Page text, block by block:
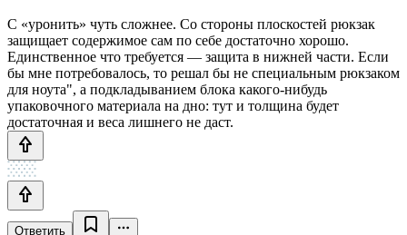
С «уронить» чуть сложнее. Со стороны плоскостей рюкзак
защищает содержимое сам по себе достаточно хорошо.
Единственное что требуется — защита в нижней части. Если
бы мне потребовалось, то решал бы не специальным рюкзаком
для ноута", а подкладыванием блока какого-нибудь
упаковочного материала на дно: тут и толщина будет
достаточная и веса лишнего не даст.
Ответить